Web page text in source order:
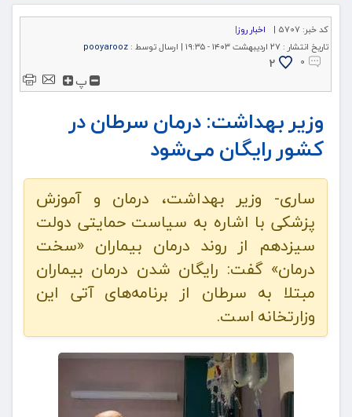
کد خبر: 5707 | اخبار روز|
تاریخ انتشار : ۲۷ اردیبهشت ۱۴۰۳ - ۱۹:۳۵ | ارسال توسط : pooyarooz
۰
2
پ
وزیر بهداشت: درمان سرطان در
کشور رایگان می‌شود
ساری- وزیر بهداشت، درمان و آموزش
پزشکی با اشاره به سیاست حمایتی دولت
سیزدهم از روند درمان بیماران «سخت‌
درمان» گفت: رایگان شدن درمان بیماران
مبتلا به سرطان از برنامه‌های آتی این
وزارتخانه است.